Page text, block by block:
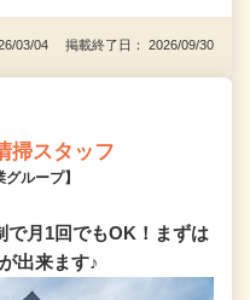
03/04 掲載終了日： 2026/09/30
掃スタッフ
ループ】
で月1回でもOK！まずは
出来ます♪